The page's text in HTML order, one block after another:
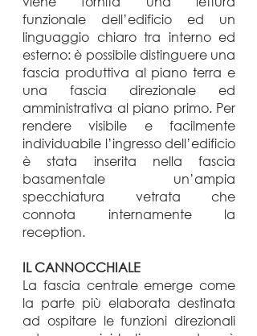
funzionale dell’edificio ed un
linguaggio chiaro tra interno ed
esterno: è possibile distinguere una
fascia produttiva al piano terra e
una fascia direzionale ed
amministrativa al piano primo. Per
rendere visibile e facilmente
individuabile l’ingresso dell’edificio
è stata inserita nella fascia
basamentale un’ampia
specchiatura vetrata che
connota internamente la
reception.
IL CANNOCCHIALE
La fascia centrale emerge come
la parte più elaborata destinata
ad ospitare le funzioni direzionali